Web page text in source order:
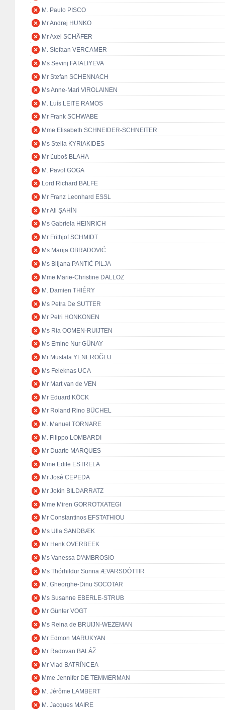
M. Paulo PISCO
Mr Andrej HUNKO
Mr Axel SCHÄFER
M. Stefaan VERCAMER
Ms Sevinj FATALIYEVA
Mr Stefan SCHENNACH
Ms Anne-Mari VIROLAINEN
M. Luís LEITE RAMOS
Mr Frank SCHWABE
Mme Elisabeth SCHNEIDER-SCHNEITER
Ms Stella KYRIAKIDES
Mr Ľuboš BLAHA
M. Pavol GOGA
Lord Richard BALFE
Mr Franz Leonhard ESSL
Mr Ali ŞAHİN
Ms Gabriela HEINRICH
Mr Frithjof SCHMIDT
Ms Marija OBRADOVIĆ
Ms Biljana PANTIĆ PILJA
Mme Marie-Christine DALLOZ
M. Damien THIÉRY
Ms Petra De SUTTER
Mr Petri HONKONEN
Ms Ria OOMEN-RUIJTEN
Ms Emine Nur GÜNAY
Mr Mustafa YENEROĞLU
Ms Feleknas UCA
Mr Mart van de VEN
Mr Eduard KÖCK
Mr Roland Rino BÜCHEL
M. Manuel TORNARE
M. Filippo LOMBARDI
Mr Duarte MARQUES
Mme Edite ESTRELA
Mr José CEPEDA
Mr Jokin BILDARRATZ
Mme Miren GORROTXATEGI
Mr Constantinos EFSTATHIOU
Ms Ulla SANDBÆK
Mr Henk OVERBEEK
Ms Vanessa D'AMBROSIO
Ms Thórhildur Sunna ÆVARSDÓTTIR
M. Gheorghe-Dinu SOCOTAR
Ms Susanne EBERLE-STRUB
Mr Günter VOGT
Ms Reina de BRUIJN-WEZEMAN
Mr Edmon MARUKYAN
Mr Radovan BALÁŽ
Mr Vlad BATRÎNCEA
Mme Jennifer DE TEMMERMAN
M. Jérôme LAMBERT
M. Jacques MAIRE